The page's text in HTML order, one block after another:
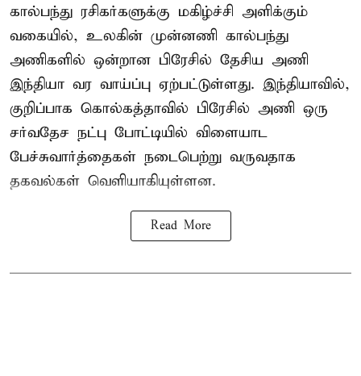
கால்பந்து ரசிகர்களுக்கு மகிழ்ச்சி அளிக்கும்
வகையில், உலகின் முன்னணி கால்பந்து
அணிகளில் ஒன்றான பிரேசில் தேசிய அணி
இந்தியா வர வாய்ப்பு ஏற்பட்டுள்ளது. இந்தியாவில்,
குறிப்பாக கொல்கத்தாவில் பிரேசில் அணி ஒரு
சர்வதேச நட்பு போட்டியில் விளையாட
பேச்சுவார்த்தைகள் நடைபெற்று வருவதாக
தகவல்கள் வெளியாகியுள்ளன.
Read More